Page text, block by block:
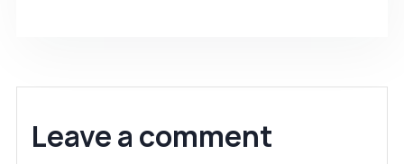
Leave a comment